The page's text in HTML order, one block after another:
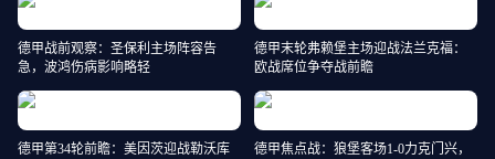
德甲战前观察：圣保利主场阵容告
急，波鸿伤病影响略轻
德甲末轮弗赖堡主场迎战法兰克福：
欧战席位争夺战前瞻
德甲第34轮前瞻：美因茨迎战勒沃库
德甲焦点战：狼堡客场1-0力克门兴，